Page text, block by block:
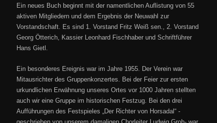
Ein neues Buch beginnt mit der namentlichen Auflistung von 55
aktiven Mitgliedern und dem Ergebnis der Neuwahl zur
Vorstandschaft. Es sind 1. Vorstand Fritz Weiß sen., 2. Vorstand
Georg Ötterich, Kassier Leonhard Fischhaber und Schriftführer
Hans Gietl.
Ein besonderes Ereignis war im Jahre 1955. Der Verein war
Mitausrichter des Gruppenkonzertes. Bei der Feier zur ersten
urkundlichen Erwähnung unseres Ortes vor 1000 Jahren stellten
auch wir eine Gruppe im historischen Festzug. Bei den drei
Aufführungen des Festspieles „Der Richter von Horsadal“ -